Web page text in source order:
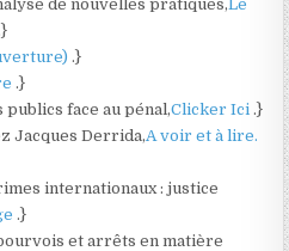
de nouvelles pratiques,Le
.}
.}
face au pénal,Clicker Ici.}
Jacques Derrida,A voir et à lire.
internationaux : justice
.}
et arrêts en matière